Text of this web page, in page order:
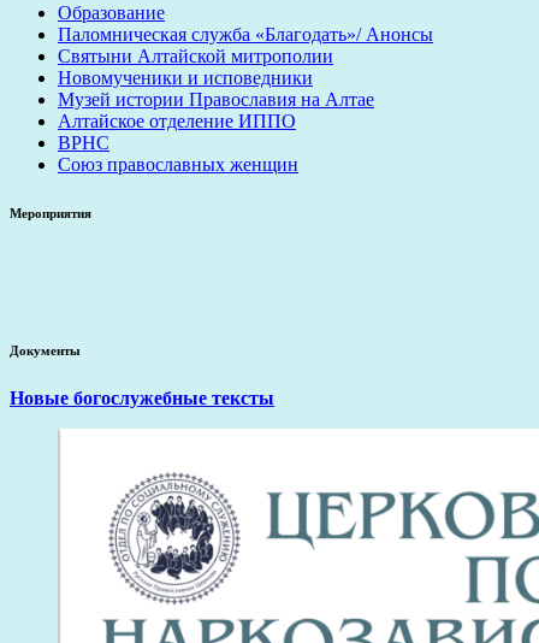
Образование
Паломническая служба «Благодать»/ Анонсы
Святыни Алтайской митрополии
Новомученики и исповедники
Музей истории Православия на Алтае
Алтайское отделение ИППО
ВРНС
Союз православных женщин
Мероприятия
Документы
Новые богослужебные тексты